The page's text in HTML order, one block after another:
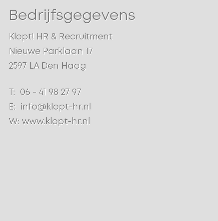
Bedrijfsgegevens
Klopt! HR & Recruitment
Nieuwe Parklaan 17
2597 LA Den Haag
T: 06 - 41 98 27 97
E: info@klopt-hr.nl
W: www.klopt-hr.nl